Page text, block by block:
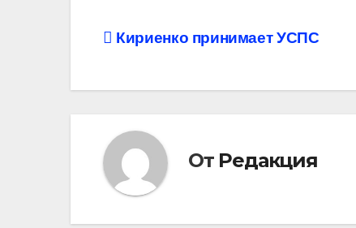
Навигация
Кириенко принимает УСПС
От Редакция